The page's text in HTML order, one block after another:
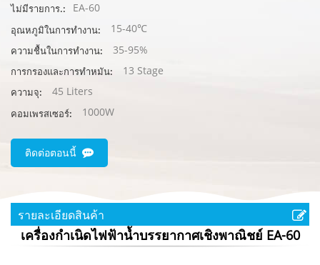
ไม่มีรายการ.: EA-60
อุณหภูมิในการทำงาน: 15-40℃
ความชื้นในการทำงาน: 35-95%
การกรองและการทำหมัน: 13 Stage
ความจุ: 45 Liters
คอมเพรสเซอร์: 1000W
ติดต่อตอนนี้
รายละเอียดสินค้า
เครื่องกำเนิดไฟฟ้าน้ำบรรยากาศเชิงพาณิชย์ EA-60